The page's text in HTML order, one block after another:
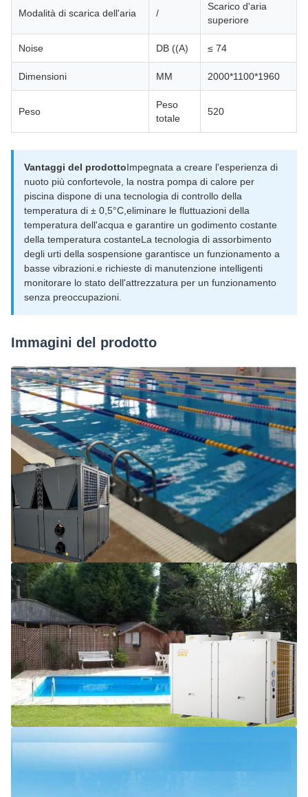
Modalità di scarica dell'aria /
Scarico d'aria
superiore
Noise DB ((A) ≤ 74
Dimensioni MM 2000*1100*1960
Peso
Peso
totale
520
Vantaggi del prodottoImpegnata a creare l'esperienza di
nuoto più confortevole, la nostra pompa di calore per
piscina dispone di una tecnologia di controllo della
temperatura di ± 0,5°C,eliminare le fluttuazioni della
temperatura dell'acqua e garantire un godimento costante
della temperatura costanteLa tecnologia di assorbimento
degli urti della sospensione garantisce un funzionamento a
basse vibrazioni.e richieste di manutenzione intelligenti
monitorare lo stato dell'attrezzatura per un funzionamento
senza preoccupazioni.
Immagini del prodotto